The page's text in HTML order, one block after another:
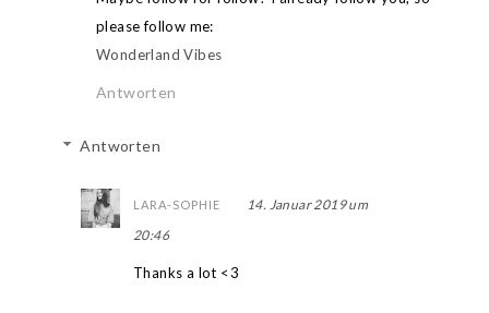
please follow me:
Wonderland Vibes
Antworten
Antworten
LARA-SOPHIE
14. Januar 2019 um
20:46
Thanks a lot <3